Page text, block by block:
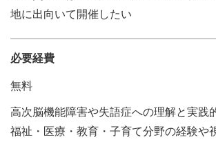
地に出向いて開催したい
必要経費
無料
高次脳機能障害や失語症への理解と実践
福祉・医療・教育・子育て分野の経験や